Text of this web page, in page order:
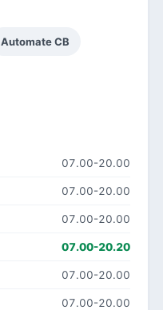
Automate CB
07.00-20.00
07.00-20.00
07.00-20.00
07.00-20.20
07.00-20.00
07.00-20.00